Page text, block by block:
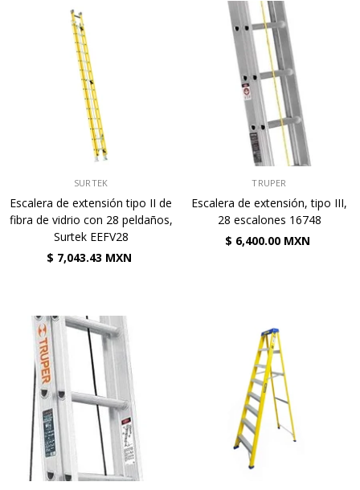
SURTEK
Escalera de extensión tipo II de
fibra de vidrio con 28 peldaños,
Surtek EEFV28
$ 7,043.43 MXN
TRUPER
Escalera de extensión, tipo III,
28 escalones 16748
$ 6,400.00 MXN